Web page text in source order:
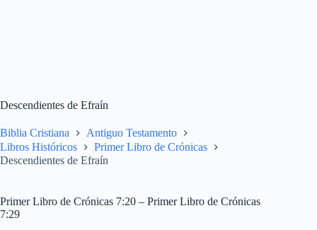
Descendientes de Efraín
Biblia Cristiana
Antiguo Testamento
Libros Históricos
Primer Libro de Crónicas
Descendientes de Efraín
Primer Libro de Crónicas 7:20 – Primer Libro de Crónicas
7:29